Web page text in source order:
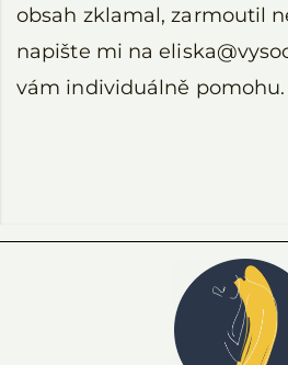
obsah zklamal, zarmoutil
napište mi na
vám individuálně pomohu.